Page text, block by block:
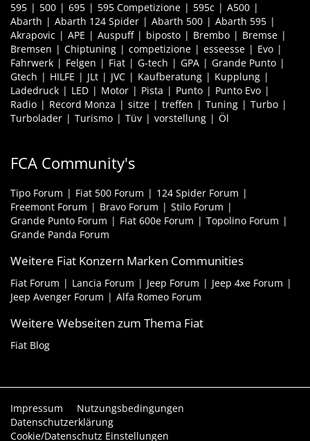
595 500 695 595 Competizione 595c
A500
Abarth
Abarth 124 Spider Abarth 500
Abarth 595
Akrapovic
APE Auspuff biposto Brembo
Bremse
Bremsen
Chiptuning competizione esseesse
Evo
Fahrwerk
Felgen Fiat G-tech GPA
Grande Punto
Gtech
HILFE JLt JVC Kaufberatung
Kupplung
Ladedruck
LED Motor Pista Punto
Punto Evo
Radio
Record Monza sitze treffen Tuning
Turbo
Turbolader
Turismo Tüv vorstellung Öl
FCA Community's
Tipo Forum Fiat 500 Forum
124 Spider Forum
Freemont Forum
Bravo Forum
Stilo Forum
Grande Punto Forum
Fiat 600e Forum
Topolino Forum
Grande Panda Forum
Weitere Fiat Konzern Marken Communities
Fiat Forum Lancia Forum Jeep Forum
Jeep 4xe Forum
Jeep Avenger Forum
Alfa Romeo Forum
Weitere Webseiten zum Thema Fiat
Fiat Blog
Impressum
Nutzungsbedingungen
Datenschutzerklärung
Cookie/Datenschutz Einstellungen